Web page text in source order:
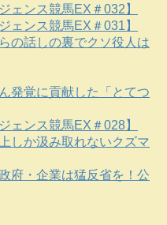
ェンス競馬EX＃032】
ェンス競馬EX＃031】
の話しの裏でクソ役人は
発覚に貢献した「とてつ
ェンス競馬EX＃028】
しか汲み取れないクズマ
府・企業は猛反省を！公